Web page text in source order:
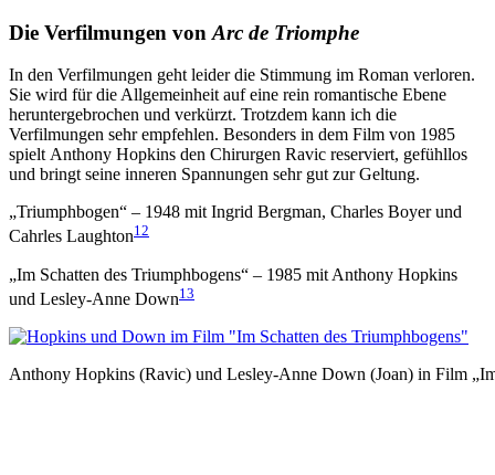
Die Verfilmungen von Arc de Triomphe
In den Verfilmungen geht leider die Stimmung im Roman verloren.
Sie wird für die Allgemeinheit auf eine rein romantische Ebene
heruntergebrochen und verkürzt. Trotzdem kann ich die
Verfilmungen sehr empfehlen. Besonders in dem Film von 1985
spielt Anthony Hopkins den Chirurgen Ravic reserviert, gefühllos
und bringt seine inneren Spannungen sehr gut zur Geltung.
„Triumphbogen“ – 1948 mit Ingrid Bergman, Charles Boyer und
Cahrles Laughton12
„Im Schatten des Triumphbogens“ – 1985 mit Anthony Hopkins
und Lesley-Anne Down13
Anthony Hopkins (Ravic) und Lesley-Anne Down (Joan) in Film